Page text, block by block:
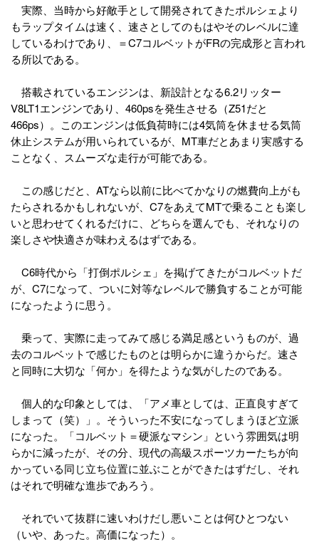
実際、当時から好敵手として開発されてきたポルシェより
もラップタイムは速く、速さとしてのもはやそのレベルに達
しているわけであり、＝C7コルベットがFRの完成形と言われ
る所以である。
搭載されているエンジンは、新設計となる6.2リッター
V8LT1エンジンであり、460psを発生させる（Z51だと
466ps）。このエンジンは低負荷時には4気筒を休ませる気筒
休止システムが用いられているが、MT車だとあまり実感する
ことなく、スムーズな走行が可能である。
この感じだと、ATなら以前に比べてかなりの燃費向上がも
たらされるかもしれないが、C7をあえてMTで乗ることも楽し
いと思わせてくれるだけに、どちらを選んでも、それなりの
楽しさや快適さが味わえるはずである。
C6時代から「打倒ポルシェ」を掲げてきたがコルベットだ
が、C7になって、ついに対等なレベルで勝負することが可能
になったように思う。
乗って、実際に走ってみて感じる満足感というものが、過
去のコルベットで感じたものとは明らかに違うからだ。速さ
と同時に大切な「何か」を得たような気がしたのである。
個人的な印象としては、「アメ車としては、正直良すぎて
しまって（笑）」。そういった不安になってしまうほど立派
になった。「コルベット＝硬派なマシン」という雰囲気は明
らかに減ったが、その分、現代の高級スポーツカーたちが向
かっている同じ立ち位置に並ぶことができたはずだし、それ
はそれで明確な進歩であろう。
それでいて抜群に速いわけだし悪いことは何ひとつない
（いや、あった。高価になった）。